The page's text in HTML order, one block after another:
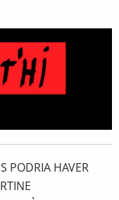
PODRIA HAVER